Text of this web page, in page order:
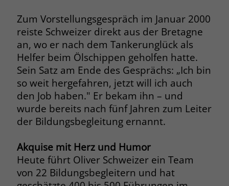
Zum Vorstellungsgespräch im Januar 2000
reiste Schweizer direkt aus der Bretagne
an, wo er nach dem Tankerunglück als
Helfer beim Ölschippen geholfen hatte.
Sein Satz am Ende des Gesprächs: „Ich bin
so weit hergefahren, jetzt will ich auch
den Job haben." Er bekam ihn – und
wurde bereits nach fünf Jahren zum Leiter
der Bildungsbegleitung ernannt.
Akquise mit Herz und Humor
Heute führt Oliver Schweizer ein Team
von 22 Bildungsbegleitern und hat
Laufzeit 30 Minuten
Zweck
This cookie, set by Cloudflare, is used to
support Cloudflare Bot Management.
Name JSessionID
Anbieter jobs.stiftung-liebenau.de
Laufzeit Session
Zweck
Behält die Zustände des Benutzers bei
allen Seitenanfragen bei.
Laufzeit 90 Tage
Zweck Enthält eine zufallsgenerierte User-ID.
Name _gcl_aw
Anbieter Google Ads
Laufzeit 90 Tage
Dieses Cookie wird gesetzt, wenn ein
User über einen Klick auf eine Google
Werbeanzeige auf die Website gelangt.
Es enthält Informationen darüber,